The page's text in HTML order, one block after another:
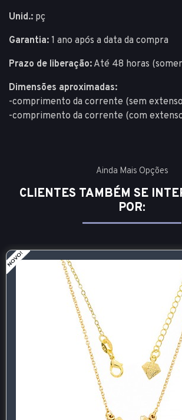
Unid.: pç
Garantia: 1 ano após a data da compra
Prazo de liberação: Até 48 horas
Dimensões aproximadas:
-comprimento da corrente (sem
-comprimento da corrente (com
Ainda Mais Opções
CLIENTES TAMBÉM SE
POR: